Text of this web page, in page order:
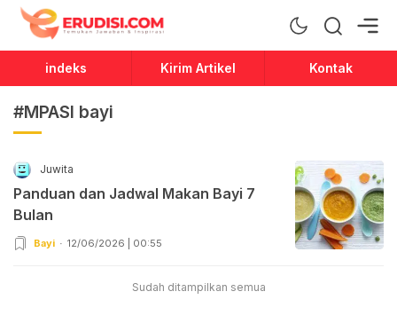
Erudisi
Temukan Jawaban dan Inspirasi
indeks Kirim Artikel Kontak
#MPASI bayi
Juwita
Panduan dan Jadwal Makan Bayi 7
Bulan
Bayi 12/06/2026 | 00:55
Sudah ditampilkan semua